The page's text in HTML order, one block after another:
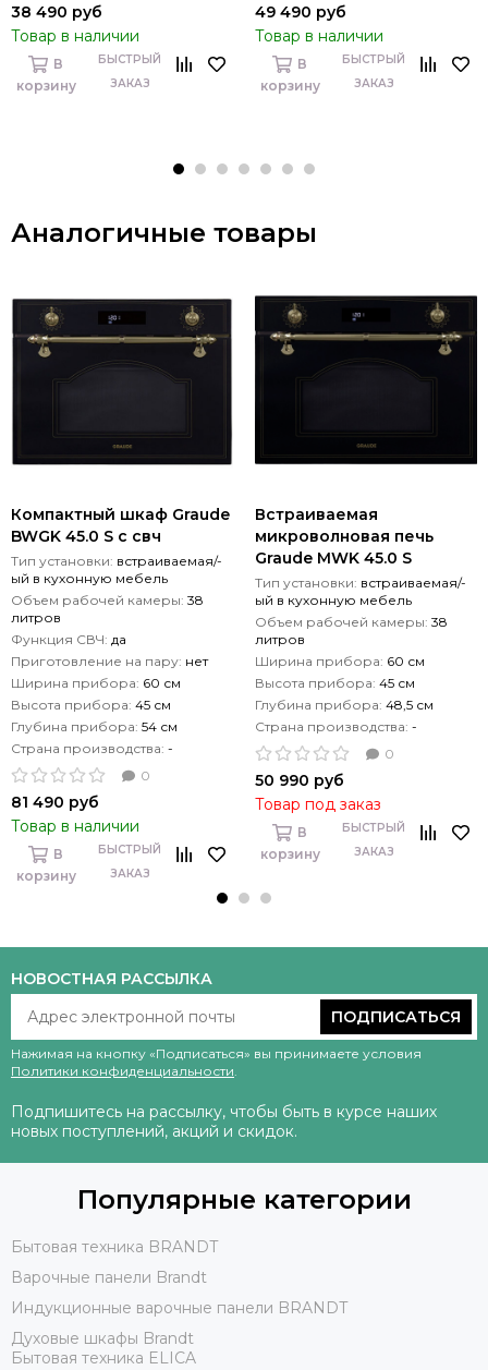
38 490 руб
Товар в наличии
В
корзину
БЫСТРЫЙ
ЗАКАЗ
49 490 руб
Товар в наличии
В
корзину
БЫСТРЫЙ
ЗАКАЗ
Аналогичные товары
Компактный шкаф Graude
BWGK 45.0 S с свч
Тип установки: встраиваемая/-
ый в кухонную мебель
Объем рабочей камеры: 38
литров
Функция СВЧ: да
Приготовление на пару: нет
Ширина прибора: 60 см
Высота прибора: 45 см
Глубина прибора: 54 см
Страна производства: -
0
81 490 руб
Товар в наличии
В
корзину
БЫСТРЫЙ
ЗАКАЗ
Встраиваемая
микроволновая печь
Graude MWK 45.0 S
Тип установки: встраиваемая/-
ый в кухонную мебель
Объем рабочей камеры: 38
литров
Ширина прибора: 60 см
Высота прибора: 45 см
Глубина прибора: 48,5 см
Страна производства: -
0
50 990 руб
Товар под заказ
В
корзину
БЫСТРЫЙ
ЗАКАЗ
НОВОСТНАЯ РАССЫЛКА
ПОДПИСАТЬСЯ
Нажимая на кнопку «Подписаться» вы принимаете условия
Политики конфиденциальности.
Подпишитесь на рассылку, чтобы быть в курсе наших
новых поступлений, акций и скидок.
Популярные категории
Бытовая техника BRANDT
Варочные панели Brandt
Индукционные варочные панели BRANDT
Духовые шкафы Brandt
Бытовая техника ELICA